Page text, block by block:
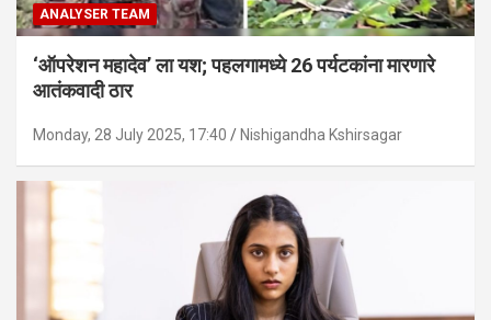
ANALYSER TEAM
‘ऑपरेशन महादेव’ ला यश; पहलगामध्ये 26 पर्यटकांना मारणारे
आतंकवादी ठार
Monday, 28 July 2025, 17:40 Nishigandha Kshirsagar